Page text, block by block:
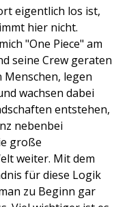
eigentlich los ist,
hier nicht.
"One Piece" am
seine Crew geraten
legen
wachsen dabei
entstehen,
nebenbei
große
weiter. Mit dem
für diese Logik
zu Beginn gar